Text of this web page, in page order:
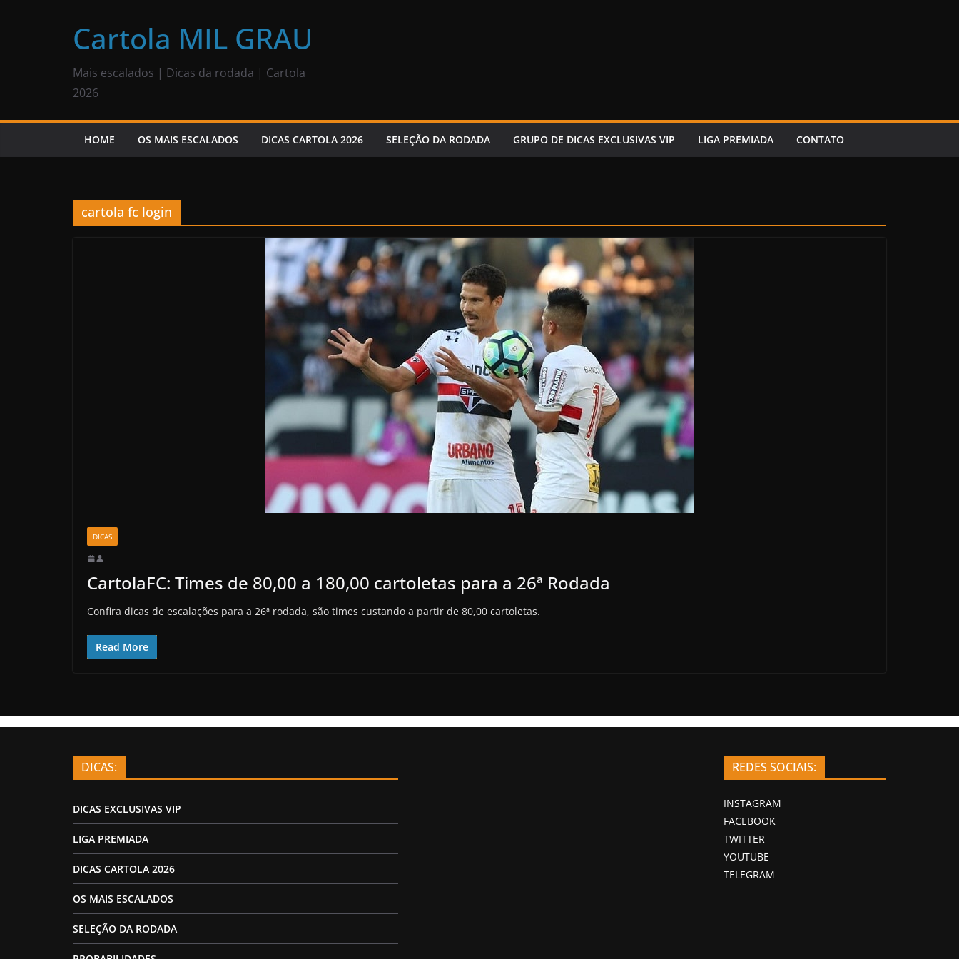
Cartola MIL GRAU
Mais escalados | Dicas da rodada | Cartola
2026
HOME OS MAIS ESCALADOS DICAS CARTOLA 2026 SELEÇÃO DA RODADA GRUPO DE DICAS EXCLUSIVAS VIP LIGA PREMIADA CONTATO
cartola fc login
DICAS
CartolaFC: Times de 80,00 a 180,00 cartoletas para a 26ª Rodada
Confira dicas de escalações para a 26ª rodada, são times custando a partir de 80,00 cartoletas.
Read More
DICAS:
DICAS EXCLUSIVAS VIP
LIGA PREMIADA
DICAS CARTOLA 2026
OS MAIS ESCALADOS
SELEÇÃO DA RODADA
REDES SOCIAIS:
INSTAGRAM
FACEBOOK
TWITTER
YOUTUBE
TELEGRAM